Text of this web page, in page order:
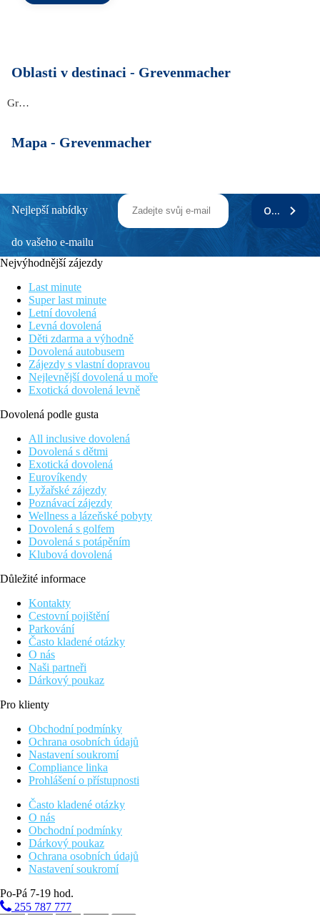
Oblasti v destinaci - Grevenmacher
Grevenmacher
Mapa - Grevenmacher
Nejlepší nabídky
do vašeho e-mailu
ODEBÍRAT
Nejvýhodnější zájezdy
Last minute
Super last minute
Letní dovolená
Levná dovolená
Děti zdarma a výhodně
Dovolená autobusem
Zájezdy s vlastní dopravou
Nejlevnější dovolená u moře
Exotická dovolená levně
Dovolená podle gusta
All inclusive dovolená
Dovolená s dětmi
Exotická dovolená
Eurovíkendy
Lyžařské zájezdy
Poznávací zájezdy
Wellness a lázeňské pobyty
Dovolená s golfem
Dovolená s potápěním
Klubová dovolená
Důležité informace
Kontakty
Cestovní pojištění
Parkování
Často kladené otázky
O nás
Naši partneři
Dárkový poukaz
Pro klienty
Obchodní podmínky
Ochrana osobních údajů
Nastavení soukromí
Compliance linka
Prohlášení o přístupnosti
Často kladené otázky
O nás
Obchodní podmínky
Dárkový poukaz
Ochrana osobních údajů
Nastavení soukromí
Po-Pá 7-19 hod.
255 787 777